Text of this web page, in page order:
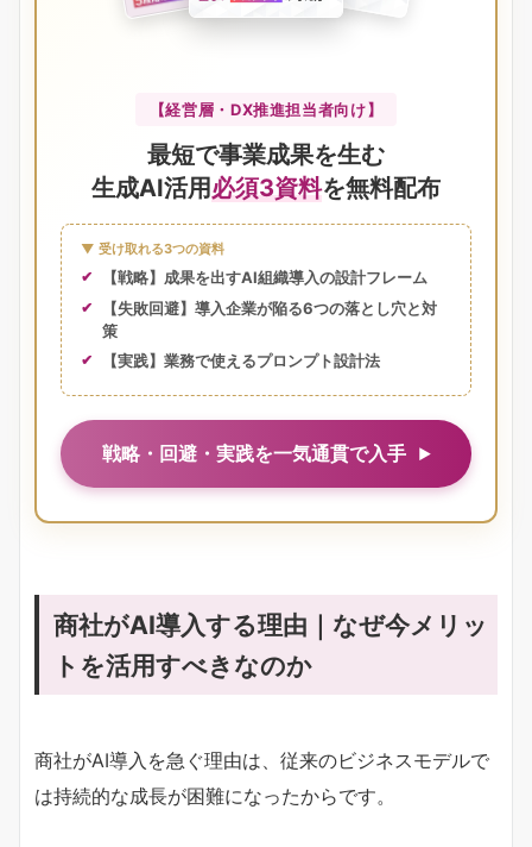
【経営層・DX推進担当者向け】
最短で事業成果を生む
生成AI活用必須3資料を無料配布
▼ 受け取れる3つの資料
【戦略】成果を出すAI組織導入の設計フレーム
【失敗回避】導入企業が陥る6つの落とし穴と対
策
【実践】業務で使えるプロンプト設計法
戦略・回避・実践を一気通貫で入手
商社がAI導入する理由｜なぜ今メリッ
トを活用すべきなのか
商社がAI導入を急ぐ理由は、従来のビジネスモデルで
は持続的な成長が困難になったからです。